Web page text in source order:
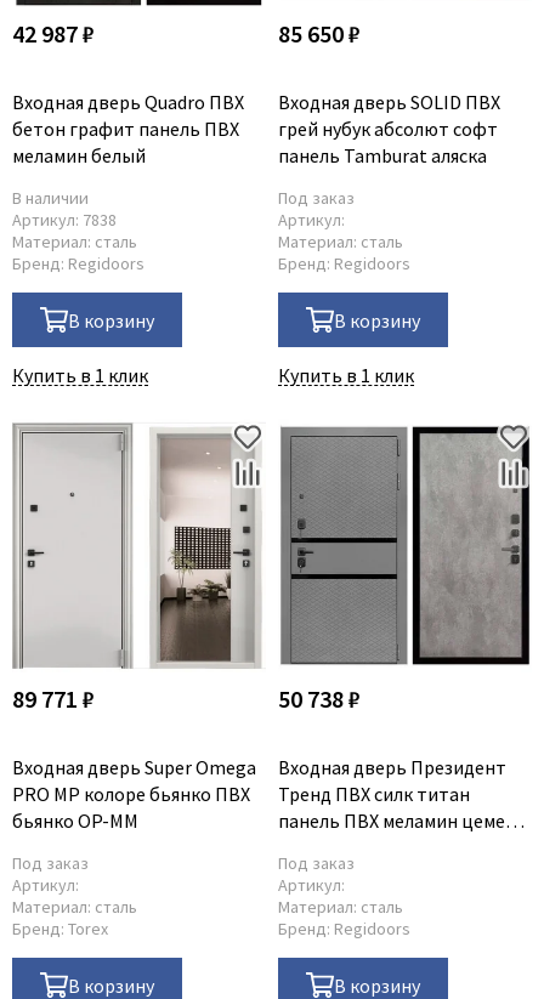
42 987 ₽
Входная дверь Quadro ПВХ
бетон графит панель ПВХ
меламин белый
В наличии
Артикул: 7838
Материал: сталь
Бренд: Regidoors
В корзину
Купить в 1 клик
85 650 ₽
Входная дверь SOLID ПВХ
грей нубук абсолют софт
панель Tamburat аляска
Под заказ
Артикул:
Материал: сталь
Бренд: Regidoors
В корзину
Купить в 1 клик
89 771 ₽
Входная дверь Super Omega
PRO MP колоре бьянко ПВХ
бьянко OP-MM
Под заказ
Артикул:
Материал: сталь
Бренд: Torex
В корзину
50 738 ₽
Входная дверь Президент
Тренд ПВХ силк титан
панель ПВХ меламин цемент
Под заказ
Артикул:
Материал: сталь
Бренд: Regidoors
В корзину